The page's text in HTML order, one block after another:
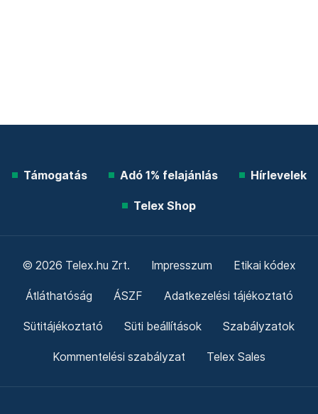
Támogatás Adó 1% felajánlás Hírlevelek
Telex Shop
© 2026 Telex.hu Zrt. Impresszum Etikai kódex
Átláthatóság ÁSZF Adatkezelési tájékoztató
Sütitájékoztató Süti beállítások Szabályzatok
Kommentelési szabályzat Telex Sales